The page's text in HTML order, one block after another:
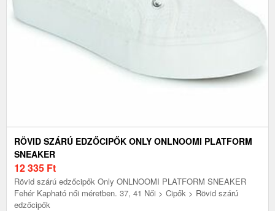
RÖVID SZÁRÚ EDZŐCIPŐK ONLY ONLNOOMI PLATFORM
SNEAKER
12 335 Ft
Rövid szárú edzőcipők Only ONLNOOMI PLATFORM SNEAKER
Fehér Kapható női méretben. 37, 41 Női > Cipők > Rövid szárú
edzőcipők